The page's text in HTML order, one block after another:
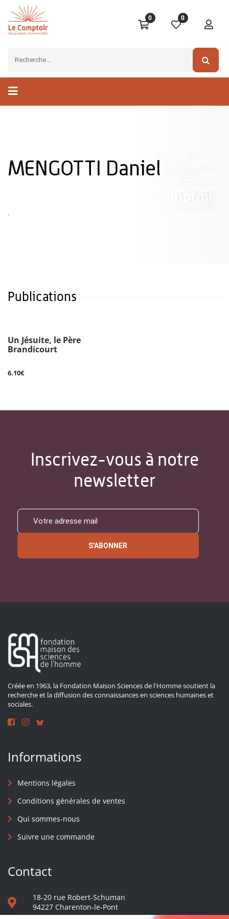
0 0
MENGOTTI Daniel
.
Publications
Un Jésuite, le Père
Brandicourt
6.10€
Inscrivez-vous à notre
newsletter
S'ABONNER
Créée en 1963, la Fondation Maison Sciences de l'Homme soutient la
recherche et la diffusion des connaissances en sciences humaines et
sociales.
Informations
Mentions légales
Conditions générales de ventes
Qui sommes-nous
Suivre une commande
Contact
18-20 rue Robert-Schuman
94227 Charenton-le-Pont